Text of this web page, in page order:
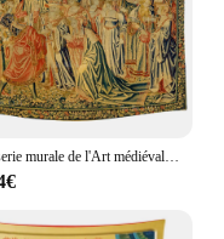
Tapisserie murale de l'Art médiéval, Persée Sauvetage, Isy Omeda Ca Tradition des Trois Hiérarchies Orthopédiques